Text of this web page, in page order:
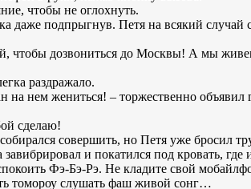
чтобы не оглохнуть.
даже подпрыгнув. Петя на всякий случай
чтобы дозвониться до Москвы! А мы
раздражало.
на нем жениться! – торжественно объявил
сделаю!
совершить, но Петя уже бросил
и покатился под кровать,
Фэ-Бэ-Рэ. Не кладите свой
томороу слушать фаш живой сонг…